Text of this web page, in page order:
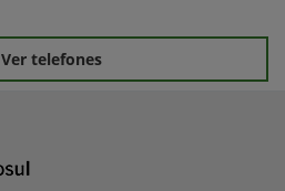
Ver telefones